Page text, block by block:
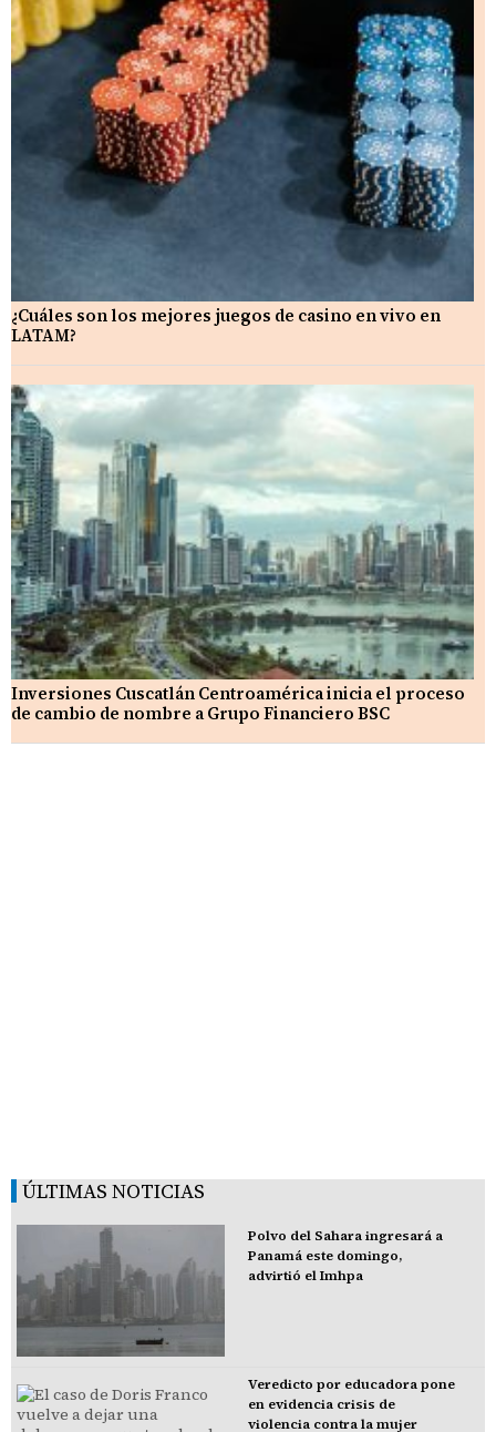
¿Cuáles son los mejores juegos de casino en vivo en
LATAM?
Inversiones Cuscatlán Centroamérica inicia el proceso
de cambio de nombre a Grupo Financiero BSC
ÚLTIMAS NOTICIAS
Polvo del Sahara ingresará a
Panamá este domingo,
advirtió el Imhpa
Veredicto por educadora pone
en evidencia crisis de
violencia contra la mujer